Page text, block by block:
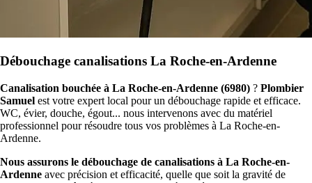
Débouchage canalisations La Roche-en-Ardenne
Canalisation bouchée à La Roche-en-Ardenne (6980) ? Plombier
Samuel est votre expert local pour un débouchage rapide et efficace.
WC, évier, douche, égout... nous intervenons avec du matériel
professionnel pour résoudre tous vos problèmes à La Roche-en-
Ardenne.
Nous assurons le débouchage de canalisations à La Roche-en-
Ardenne avec précision et efficacité, quelle que soit la gravité de